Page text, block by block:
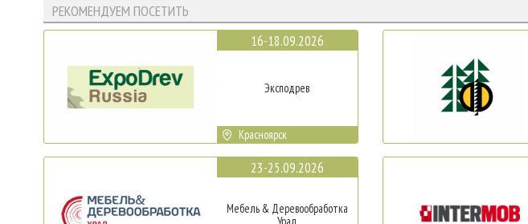
РЕКОМЕНДУЕМ ПОСЕТИТЬ
16-18.09.2026
Эксподрев
Красноярск
23-25.09.2026
Мебель & Деревообработка